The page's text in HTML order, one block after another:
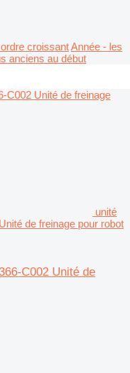
croissantAnnée - les
anciens au début
unité
de freinage pour robot
C002 Unité de